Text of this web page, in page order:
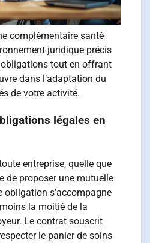
complémentaire santé
juridique précis
tout en offrant
dans l’adaptation du
de votre activité.
légales en
entreprise, quelle que
de proposer une mutuelle
obligation s’accompagne
la moitié de la
Le contrat souscrit
le panier de soins